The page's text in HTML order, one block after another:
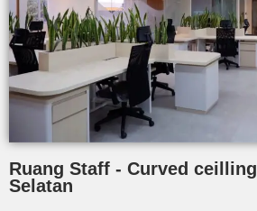
Ruang Staff - Curved
Selatan